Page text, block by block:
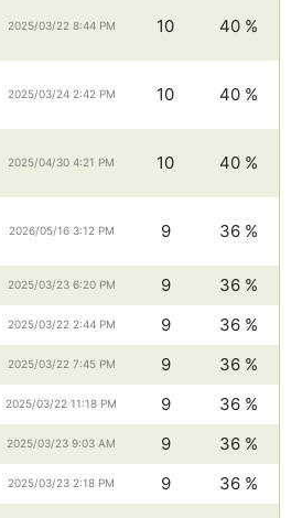
2025/03/22 8:44 PM 10 40 %
2025/03/24 2:42 PM 10 40 %
2025/04/30 4:21 PM 10 40 %
2026/05/16 3:12 PM 9 36 %
2025/03/23 6:20 PM 9
36 %
2025/03/22 2:44 PM 9
36 %
2025/03/22 7:45 PM 9
36 %
2025/03/22 11:18 PM 9
36 %
2025/03/23 9:03 AM 9
36 %
2025/03/23 2:18 PM 9 36 %